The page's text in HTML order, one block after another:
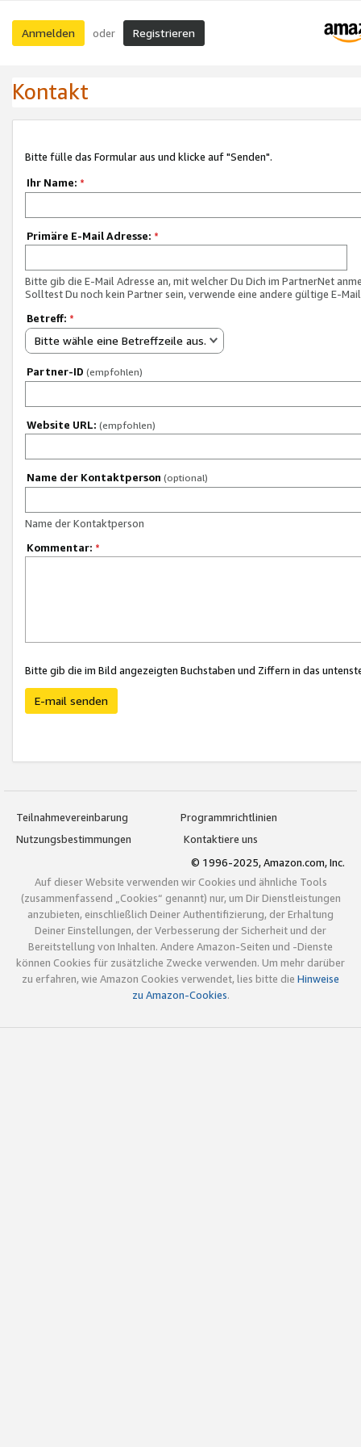
Anmelden oder Registrieren
Kontakt
Bitte fülle das Formular aus und klicke auf "Senden".
Ihr Name: *
Primäre E-Mail Adresse: *
Bitte gib die E-Mail Adresse an, mit welcher Du Dich im PartnerNet
Solltest Du noch kein Partner sein, verwende eine andere gültige E-
Betreff: *
Bitte wähle eine Betreffzeile aus.
Partner-ID (empfohlen)
Website URL: (empfohlen)
Name der Kontaktperson (optional)
Name der Kontaktperson
Kommentar: *
Bitte gib die im Bild angezeigten Buchstaben und Ziffern in das
E-mail senden
Teilnahmevereinbarung
Programmrichtlinien
Nutzungsbestimmungen
Kontaktiere uns
© 1996-2025, Amazon.com, Inc.
Auf dieser Website verwenden wir Cookies und ähnliche Tools
(zusammenfassend „Cookies“ genannt) nur, um Dir Dienstleistungen
anzubieten, einschließlich Deiner Authentifizierung, der Erhaltung
Deiner Einstellungen, der Verbesserung der Sicherheit und der
Bereitstellung von Inhalten. Andere Amazon-Seiten und -Dienste
können Cookies für zusätzliche Zwecke verwenden. Um mehr darüber
zu erfahren, wie Amazon Cookies verwendet, lies bitte die Hinweise
zu Amazon-Cookies.